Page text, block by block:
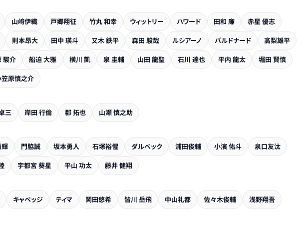
山﨑伊織 戸郷翔征 竹丸 和幸 ウィットリー ハワード 田和 廉
赤星 優志
則本昂大 田中 瑛斗 又木 鉄平 森田 駿哉 ルシアーノ バルドナード
高梨雄平
駿介 船迫 大雅 横川 凱 泉 圭輔 山田 龍聖 石川 達也 平内 龍太
堀田 賢慎
原慎之介
三 岸田 行倫 郡 拓也 山瀬 慎之助
門脇誠 坂本勇人 石塚裕惺 ダルベック 浦田俊輔 小濱 佑斗
泉口友汰
宇都宮 葵星 平山 功太 藤井 健翔
キャベッジ ティマ 岡田悠希 皆川 岳飛 中山礼都 佐々木俊輔
浅野翔吾